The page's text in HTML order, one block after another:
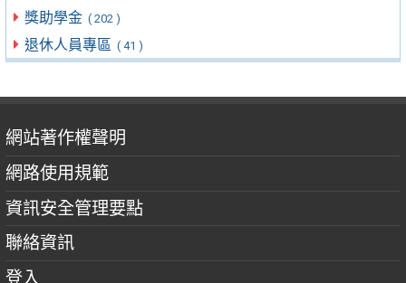
獎助學金 ( 202 )
退休人員專區 ( 41 )
網站著作權聲明
網路使用規範
資訊安全管理要點
聯絡資訊
登入